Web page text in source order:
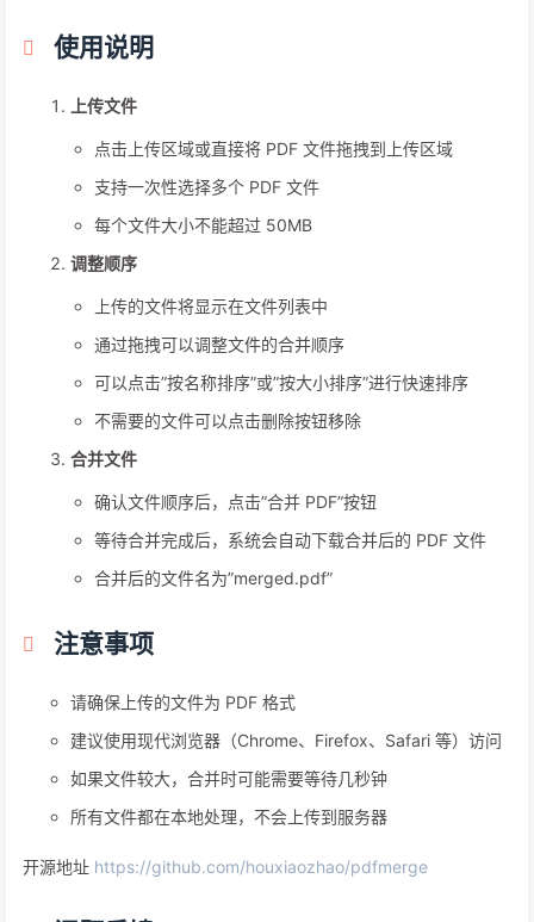
使用说明
上传文件
点击上传区域或直接将 PDF 文件拖拽到上传区域
支持一次性选择多个 PDF 文件
每个文件大小不能超过 50MB
调整顺序
上传的文件将显示在文件列表中
通过拖拽可以调整文件的合并顺序
可以点击”按名称排序”或”按大小排序”进行快速排序
不需要的文件可以点击删除按钮移除
合并文件
确认文件顺序后，点击”合并 PDF”按钮
等待合并完成后，系统会自动下载合并后的 PDF 文件
合并后的文件名为”merged.pdf”
注意事项
请确保上传的文件为 PDF 格式
建议使用现代浏览器（Chrome、Firefox、Safari 等）访问
如果文件较大，合并时可能需要等待几秒钟
所有文件都在本地处理，不会上传到服务器
开源地址 https://github.com/houxiaozhao/pdfmerge